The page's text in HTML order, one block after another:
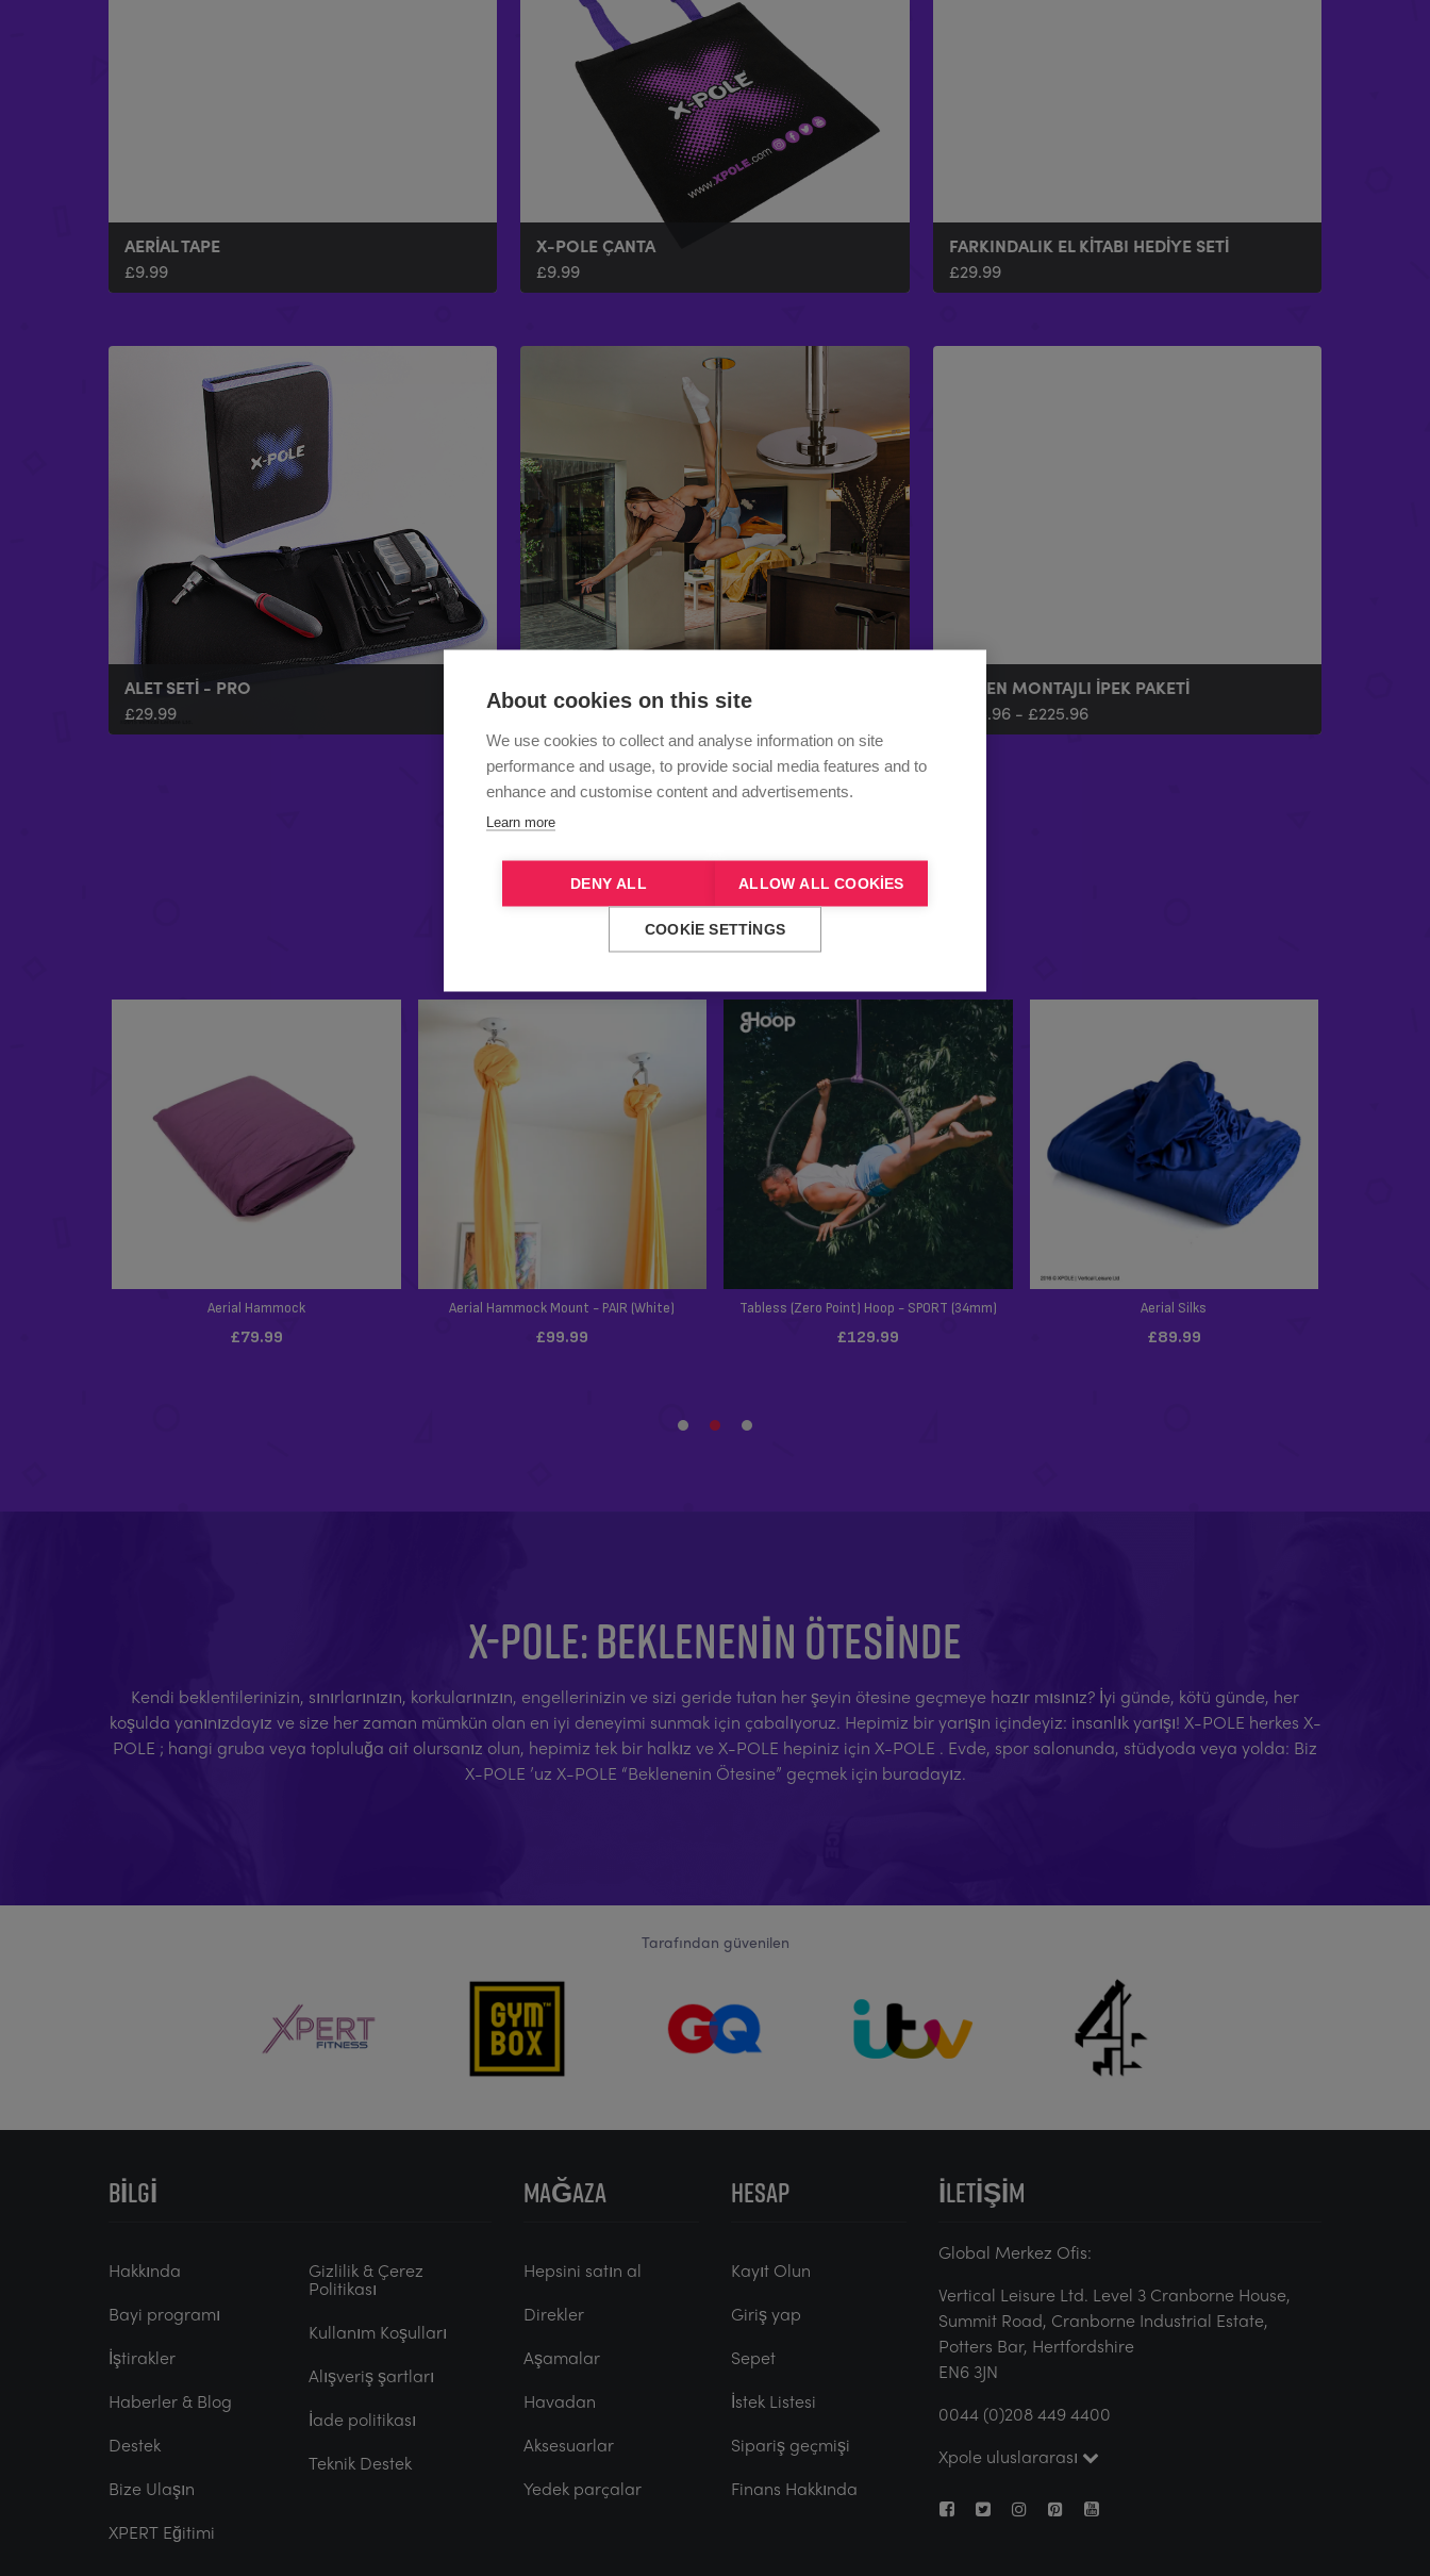
AERIAL TAPE
£9.99
X-POLE ÇANTA
£9.99
FARKINDALIK EL KITABI HEDIYE SETI
£29.99
ALET SETI - PRO
£29.99
SPORT STATIK
£ 99.99-£139.99
DÖNEN MONTAJLI İPEK PAKETI
205.96- £225.96
Bana daha fazlasını göster
X-POLE: BEKLENENIN ÖTESINDE
Kendi beklentilerinizin, sınırlarınızın, korkularınızın, engellerinizin ve sizi geride tutan her şeyin ötesine geçmeye hazır mısınız? İyi günde, kötü günde, her
koşulda yanınızdayız ve size her zaman mümkün olan en iyi deneyimi sunmak için çabalıyoruz. Hepimiz bir yarışın içindeyiz: insanlık yarışı! X-POLE herkes X-
POLE ; hangi gruba veya topluluğa ait olursanız olun, hepimiz tek bir halkız ve X-POLE hepiniz için X-POLE . Evde, spor salonunda, stüdyoda veya yolda: Biz
X-POLE ’uz X-POLE “Beklenenin Ötesine” geçmek için buradayız.
Tarafından güvenilen
BILGI
Hakkında
Bayi programı
İştirakler
Haberler & Blog
Destek
Bize Ulaşın
XPERT Eğitimi
Gizlilik & Çerez
Politikası
Kullanım Koşulları
Alışveriş şartları
İade politikası
Teknik Destek
MAĞAZA
Hepsini satın al
Direkler
Aşamalar
Havadan
Aksesuarlar
Yedek parçalar
HESAP
Kayıt Olun
Giriş yap
Sepet
İstek Listesi
Sipariş geçmişi
Finans Hakkında
İLETIŞIM
Global Merkez Ofis:
Vertical Leisure Ltd. Level 3 Cranborne House,
Summit Road, Cranborne Industrial Estate,
Potters Bar, Hertfordshire
EN6 3JN
0044 (0)208 449 4400
Xpole uluslararası
About cookies on this site
We use cookies to collect and analyse information on site
performance and usage, to provide social media features and to
enhance and customise content and advertisements.
Learn more
DENY ALL ALLOW ALL COOKIES
COOKIE SETTINGS